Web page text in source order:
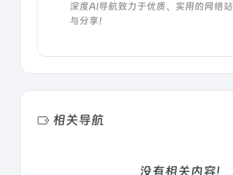
深度AI导航致力于优质、实用的网络
与分享！
相关导航
没有相关内容!